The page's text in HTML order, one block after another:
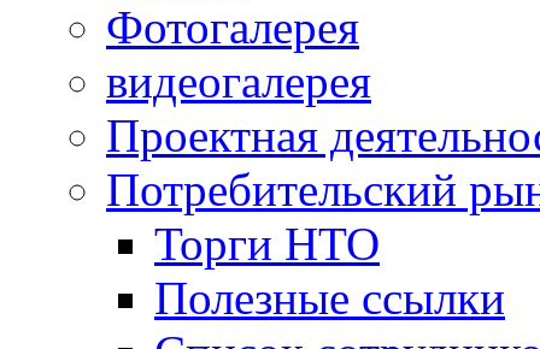
Фотогалерея
видеогалерея
Проектная
Потребительский
Торги НТО
Полезные ссылки